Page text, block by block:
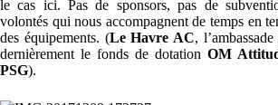
le cas ici. Pas de sponsors, pas de
volontés qui nous accompagnent de temps en
des équipements. (Le Havre AC,
dernièrement le fonds de dotation OM
PSG).